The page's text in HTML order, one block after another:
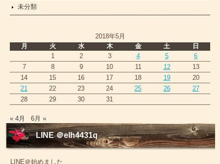
未分類
2018年5月
月
火 水 木 金 土
日
1
2 3 4 5
6
7
8 9 10 11 12
13
14
15 16 17 18 19
20
21
22 23 24 25 26
27
28
29 30 31
« 4月 6月 »
LINE ＠elh4431q
LINE＠始めました